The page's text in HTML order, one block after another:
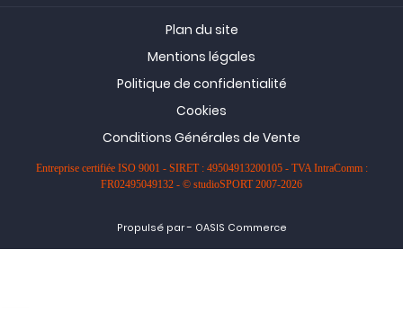
Plan du site
Mentions légales
Politique de confidentialité
Cookies
Conditions Générales de Vente
Entreprise certifiée ISO 9001 - SIRET : 49504913200105 - TVA IntraComm :
FR02495049132 - © studioSPORT 2007-2026
Propulsé par- OASIS Commerce